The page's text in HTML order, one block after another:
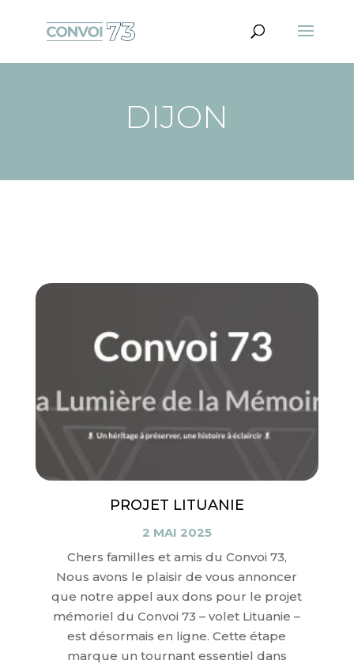
DIJON
PROJET LITUANIE
2 MAI 2025
Chers familles et amis du Convoi 73,
Nous avons le plaisir de vous annoncer
que notre appel aux dons pour le projet
mémoriel du Convoi 73 – volet Lituanie –
est désormais en ligne. Cette étape
marque un tournant essentiel dans